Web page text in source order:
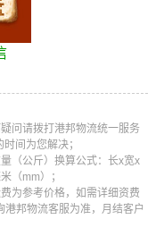
问请拨打 港邦物流统一服务
间为您解决；
（公斤）换算公式：长x宽x
（mm）；
为参考价格，如需详细资费
港邦物流客服为准，月结客户